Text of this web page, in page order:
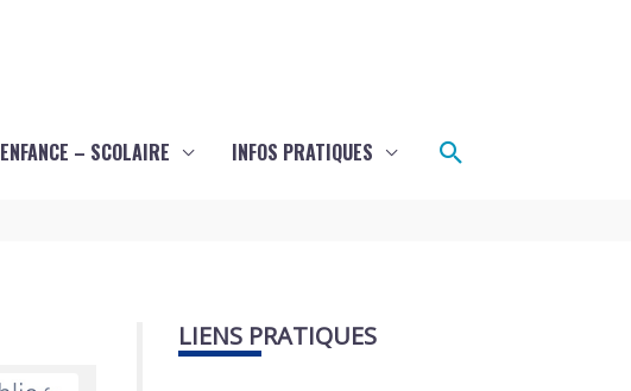
ENFANCE – SCOLAIRE INFOS PRATIQUES Rechercher
LIENS PRATIQUES